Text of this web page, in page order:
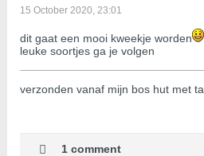
15 October 2020, 23:01
dit gaat een mooi kweekje worden
leuke soortjes ga je volgen
verzonden vanaf mijn bos hut met
1 comment